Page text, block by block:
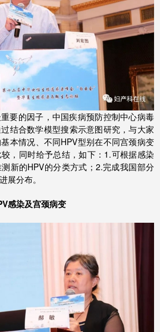
要的因子，中国疾病预防控制中心病毒
结合数学模型搜索示意图研究，与大家
本情况、不同HPV型别在不同宫颈病变
，同时给予总结，如下：1.可根据感染
新的HPV的分类方式；2.完成我国部分
展分布。
感染及宫颈病变